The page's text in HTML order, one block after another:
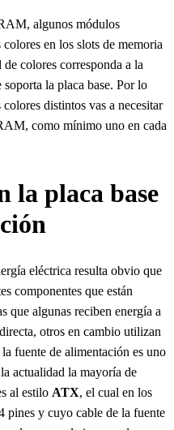
algunos módulos
en los slots de memoria
colores corresponda a la
la placa base. Por lo
distintos vas a necesitar
como mínimo uno en cada
la placa base
eléctrica resulta obvio que
componentes que están
que algunas reciben energía a
otros en cambio utilizan
fuente de alimentación es uno
actualidad la mayoría de
al estilo ATX, el cual en los
pines y cuyo cable de la fuente